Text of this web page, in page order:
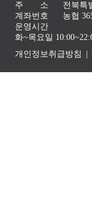
주 소
전북특
계좌번호
농협
운영시간
화~목요일
개인정보취급방침